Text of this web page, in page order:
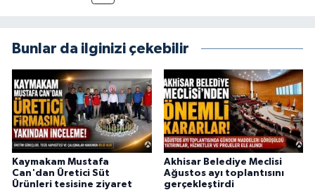
Bunlar da ilginizi çekebilir
Kaymakam Mustafa
Can'dan Üretici Süt
Ürünleri tesisine ziyaret
Akhisar Belediye Meclisi
Ağustos ayı toplantısını
gerçekleştirdi